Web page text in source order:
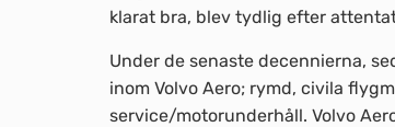
klarat bra, blev tydlig efter
Under de senaste decennierna,
inom Volvo Aero; rymd, civila
service/motorunderhåll. Volvo